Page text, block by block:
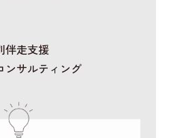
伴走支援
ンサルティング